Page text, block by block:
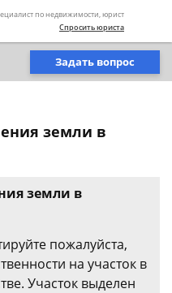
по недвижимости, юрист
Спросить юриста
Задать вопрос
земли в
земли в
пожалуйста,
на участок в
Участок выделен